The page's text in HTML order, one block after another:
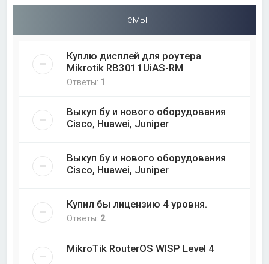
Темы
Куплю дисплей для роутера
Mikrotik RB3011UiAS-RM
Ответы: 1
Выкуп бу и нового оборудования
Cisco, Huawei, Juniper
Выкуп бу и нового оборудования
Cisco, Huawei, Juniper
Купил бы лицензию 4 уровня.
Ответы: 2
MikroTik RouterOS WISP Level 4